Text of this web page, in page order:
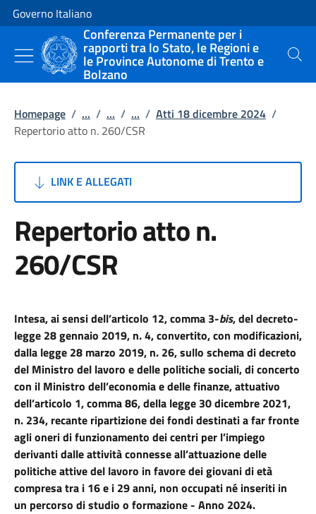
Vai al contenuto
Vai alla navigazione del sito
Governo Italiano
Conferenza Permanente per i
rapporti tra lo Stato, le Regioni e
le Province Autonome di Trento e
Bolzano
Cerca
Homepage / ... / ... / ... / Atti 18 dicembre 2024 /
Repertorio atto n. 260/CSR
LINK E ALLEGATI
Repertorio atto n.
260/CSR
Intesa, ai sensi dell’articolo 12, comma 3-bis, del decreto-
legge 28 gennaio 2019, n. 4, convertito, con modificazioni,
dalla legge 28 marzo 2019, n. 26, sullo schema di decreto
del Ministro del lavoro e delle politiche sociali, di concerto
con il Ministro dell’economia e delle finanze, attuativo
dell’articolo 1, comma 86, della legge 30 dicembre 2021,
n. 234, recante ripartizione dei fondi destinati a far fronte
agli oneri di funzionamento dei centri per l’impiego
derivanti dalle attività connesse all’attuazione delle
politiche attive del lavoro in favore dei giovani di età
compresa tra i 16 e i 29 anni, non occupati né inseriti in
un percorso di studio o formazione - Anno 2024.